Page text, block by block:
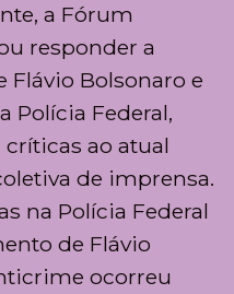
a Fórum
responder a
Bolsonaro e
Polícia Federal,
ao atual
de imprensa.
na Polícia Federal
de Flávio
ocorreu